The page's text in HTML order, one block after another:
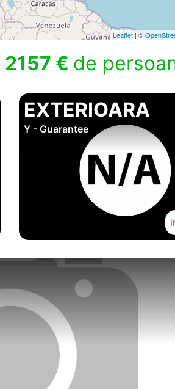
Leaflet | ©
2157 € de
EXTERIOARA
Y - Guarantee